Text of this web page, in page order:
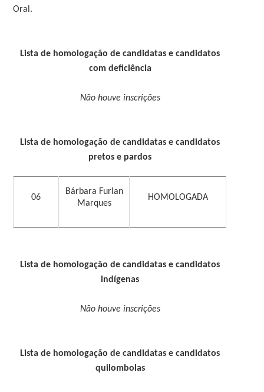
Oral.
Lista de homologação de candidatas e candidatos
com deficiência
Não houve inscrições
Lista de homologação de candidatas e candidatos
pretos e pardos
06
Bárbara Furlan
Marques
HOMOLOGADA
Lista de homologação de candidatas e candidatos
indígenas
Não houve inscrições
Lista de homologação de candidatas e candidatos
quilombolas